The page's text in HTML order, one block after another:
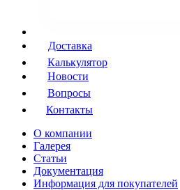
Доставка
Калькулятор
Новости
Вопросы
Контакты
О компании
Галерея
Статьи
Документация
Информация для покупателей